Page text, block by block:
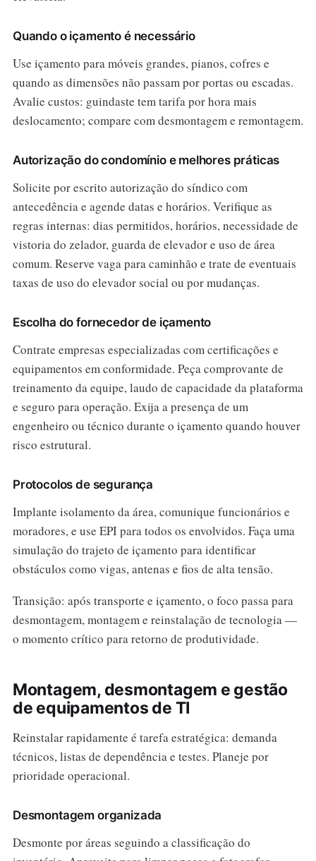
Quando o içamento é necessário
Use içamento para móveis grandes, pianos, cofres e
quando as dimensões não passam por portas ou escadas.
Avalie custos: guindaste tem tarifa por hora mais
deslocamento; compare com desmontagem e remontagem.
Autorização do condomínio e melhores práticas
Solicite por escrito autorização do síndico com
antecedência e agende datas e horários. Verifique as
regras internas: dias permitidos, horários, necessidade de
vistoria do zelador, guarda de elevador e uso de área
comum. Reserve vaga para caminhão e trate de eventuais
taxas de uso do elevador social ou por mudanças.
Escolha do fornecedor de içamento
Contrate empresas especializadas com certificações e
equipamentos em conformidade. Peça comprovante de
treinamento da equipe, laudo de capacidade da plataforma
e seguro para operação. Exija a presença de um
engenheiro ou técnico durante o içamento quando houver
risco estrutural.
Protocolos de segurança
Implante isolamento da área, comunique funcionários e
moradores, e use EPI para todos os envolvidos. Faça uma
simulação do trajeto de içamento para identificar
obstáculos como vigas, antenas e fios de alta tensão.
Transição: após transporte e içamento, o foco passa para
desmontagem, montagem e reinstalação de tecnologia —
o momento crítico para retorno de produtividade.
Montagem, desmontagem e gestão
de equipamentos de TI
Reinstalar rapidamente é tarefa estratégica: demanda
técnicos, listas de dependência e testes. Planeje por
prioridade operacional.
Desmontagem organizada
Desmonte por áreas seguindo a classificação do